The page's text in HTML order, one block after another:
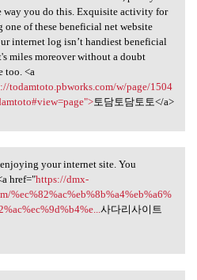
way you do this. Exquisite activity for
one of these beneficial net website
internet log isn’t handiest beneficial
miles moreover without a doubt
too. <a
todamtoto.pbworks.com/w/page/1504
토담토담토토</a>
your
your internet site. You
href="https://dmx-
%ec%82%ac%eb%8b%a4%eb%a6%
사다리사이트